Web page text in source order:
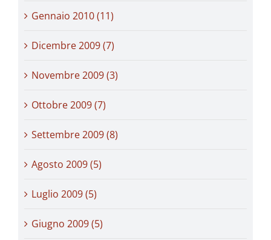
Gennaio 2010 (11)
Dicembre 2009 (7)
Novembre 2009 (3)
Ottobre 2009 (7)
Settembre 2009 (8)
Agosto 2009 (5)
Luglio 2009 (5)
Giugno 2009 (5)